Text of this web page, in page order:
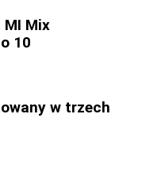
MI Mix
10
w trzech